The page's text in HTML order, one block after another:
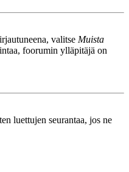
valitse Muista
foorumin ylläpitäjä on
luettujen seurantaa, jos ne